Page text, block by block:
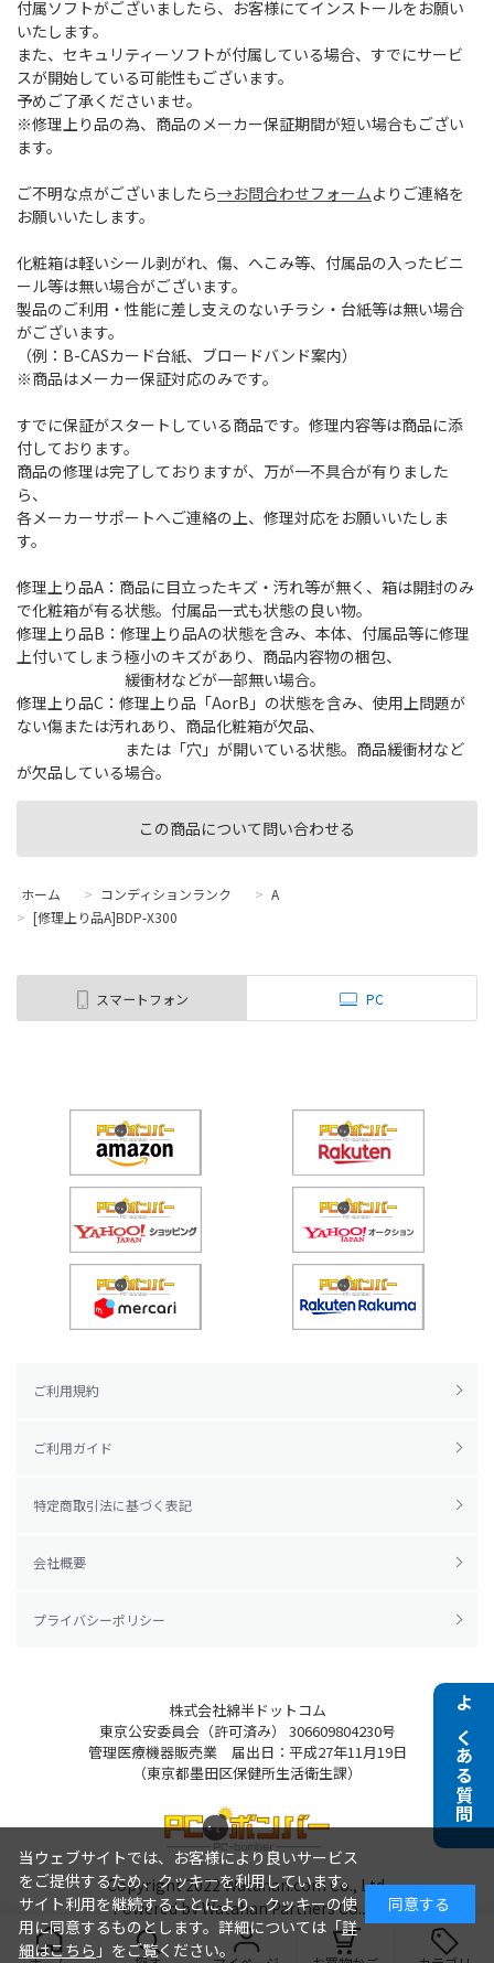
よくある質問
この商品について問い合わせる
付属ソフトがございましたら、お客様にてインストールをお願い
いたします。
また、セキュリティーソフトが付属している場合、すでにサービ
スが開始している可能性もございます。
予めご了承くださいませ。
※修理上り品の為、商品のメーカー保証期間が短い場合もござい
ます。
ご不明な点がございましたら→お問合わせフォームよりご連絡を
お願いいたします。
化粧箱は軽いシール剥がれ、傷、へこみ等、付属品の入ったビニ
ール等は無い場合がございます。
製品のご利用・性能に差し支えのないチラシ・台紙等は無い場合
がございます。
（例：B-CASカード台紙、ブロードバンド案内）
※商品はメーカー保証対応のみです。
すでに保証がスタートしている商品です。修理内容等は商品に添
付しております。
商品の修理は完了しておりますが、万が一不具合が有りました
ら、
各メーカーサポートへご連絡の上、修理対応をお願いいたしま
す。
修理上り品A：商品に目立ったキズ・汚れ等が無く、箱は開封のみ
で化粧箱が有る状態。付属品一式も状態の良い物。
修理上り品B：修理上り品Aの状態を含み、本体、付属品等に修理
上付いてしまう極小のキズがあり、商品内容物の梱包、
緩衝材などが一部無い場合。
修理上り品C：修理上り品「AorB」の状態を含み、使用上問題が
ない傷または汚れあり、商品化粧箱が欠品、
または「穴」が開いている状態。商品緩衝材など
が欠品している場合。
ホーム > コンディションランク > A
> [修理上り品A]BDP-X300
スマートフォン PC
ご利用規約
ご利用ガイド
特定商取引法に基づく表記
会社概要
プライバシーポリシー
株式会社綿半ドットコム
東京公安委員会（許可済み） 306609804230号
管理医療機器販売業 届出日：平成27年11月19日
（東京都墨田区保健所生活衛生課）
Copyright 2022Watahan.com Co., Ltd.
Powered by Watahan Partners Co., Ltd.
当ウェブサイトでは、お客様により良いサービス
をご提供するため、クッキーを利用しています。
サイト利用を継続することにより、クッキーの使
用に同意するものとします。詳細については「詳
細はこちら 」をご覧ください。
同意する